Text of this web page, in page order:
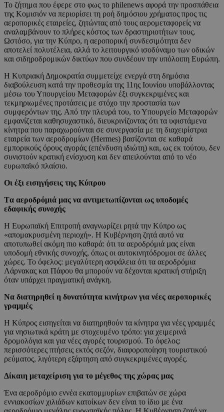
Το ζήτημα που έφερε στο φως το philenews αφορά την προσπάθεια
της Κομισιόν να περιορίσει τη ροή δημόσιου χρήματος προς τις
αεροπορικές εταιρείες, ζητώντας από τους αερομεταφορείς να
αναλαμβάνουν το πλήρες κόστος των δραστηριοτήτων τους.
Ωστόσο, για την Κύπρο, η αεροπορική συνδεσιμότητα δεν
αποτελεί πολυτέλεια, αλλά το λειτουργικό ισοδύναμο των οδικών
και σιδηροδρομικών δικτύων που συνδέουν την υπόλοιπη Ευρώπη.
H Κυπριακή Δημοκρατία συμμετείχε ενεργά στη δημόσια
διαβούλευση κατά την προθεσμία της 11ης Ιουνίου υποβάλλοντας
μέσω του Υπουργείου Μεταφορών έξι συγκεκριμένες και
τεκμηριωμένες προτάσεις με στόχο την προστασία των
συμφερόντων της. Από την πλευρά του, το Υπουργείο Μεταφορών
εμφανίζεται καθησυχαστικό, διευκρινίζοντας ότι τα υφιστάμενα
κίνητρα που παραχωρούνται σε συνεργασία με τη διαχειρίστρια
εταιρεία των αεροδρομίων (Hermes) βασίζονται σε καθαρά
εμπορικούς όρους αγοράς (επένδυση ιδιώτη) και, ως εκ τούτου, δεν
συνιστούν κρατική ενίσχυση και δεν απειλούνται από το νέο
ευρωπαϊκό πλαίσιο.
Οι έξι εισηγήσεις της Κύπρου
Tα αεροδρόμιά μας να αντιμετωπίζονται ως υποδομές
εδαφικής συνοχής
Η Ευρωπαϊκή Επιτροπή αναγνωρίζει ρητά την Κύπρο ως
«απομακρυσμένη περιοχή». Η Κυβέρνηση ζητά αυτό να
αποτυπωθεί ακόμη πιο καθαρά: ότι τα αεροδρόμιά µας είναι
υποδομή εθνικής συνοχής, όπως οι αυτοκινητόδρομοι σε άλλες
χώρες. Το όφελος: μεγαλύτερη ασφάλεια ότι τα αεροδρόμια
Λάρνακας και Πάφου θα μπορούν να δέχονται κρατική στήριξη
όταν υπάρχει πραγματική ανάγκη.
Να διατηρηθεί η δυνατότητα κινήτρων για νέες αεροπορικές
γραμμές
Η Κύπρος εισηγείται να διατηρηθούν τα κίνητρα για νέες γραμμές
για νησιωτικά κράτη µε στοχευμένο τρόπο: για χειμερινά
δρομολόγια και για νέες αγορές τουρισμού. Το όφελος:
περισσότερες πτήσεις εκτός σεζόν, διαφοροποίηση τουριστικού
ρεύματος, λιγότερη εξάρτηση από συγκεκριμένες αγορές.
Δίκαιη μεταχείριση για το μέγεθος της χώρας μας
Ένα αεροδρόμιο εννέα εκατομμυρίων επιβατών σε χώρα
εννιακοσίων χιλιάδων κατοίκων δεν είναι το ίδιο µε ένα